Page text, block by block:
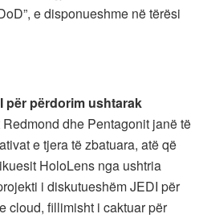
e disponueshme në tërësi
për përdorim ushtarak
dhe Pentagonit janë të
e tjera të zbatuara, atë që
HoloLens nga ushtria
i diskutueshëm JEDI për
cloud, fillimisht i caktuar për